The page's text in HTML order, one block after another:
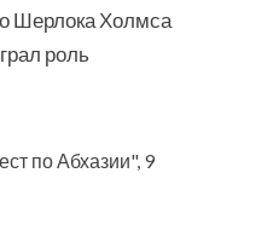
Шерлока Холмса
роль